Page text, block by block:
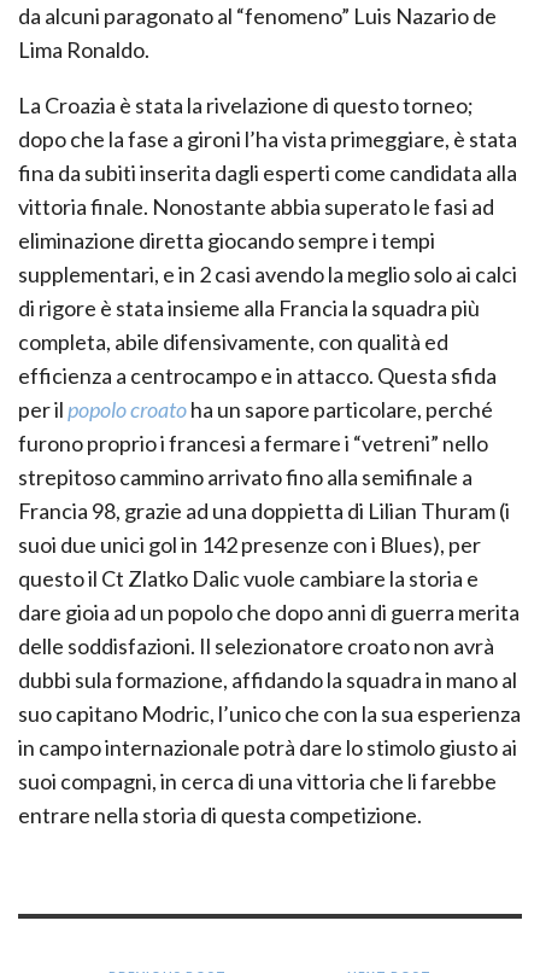
da alcuni paragonato al “fenomeno” Luis Nazario de
Lima Ronaldo.
La Croazia è stata la rivelazione di questo torneo;
dopo che la fase a gironi l’ha vista primeggiare, è stata
fina da subiti inserita dagli esperti come candidata alla
vittoria finale. Nonostante abbia superato le fasi ad
eliminazione diretta giocando sempre i tempi
supplementari, e in 2 casi avendo la meglio solo ai calci
di rigore è stata insieme alla Francia la squadra più
completa, abile difensivamente, con qualità ed
efficienza a centrocampo e in attacco. Questa sfida
per ilpopolo croatoha un sapore particolare, perché
furono proprio i francesi a fermare i “vetreni” nello
strepitoso cammino arrivato fino alla semifinale a
Francia 98, grazie ad una doppietta di Lilian Thuram (i
suoi due unici gol in 142 presenze con i Blues), per
questo il Ct Zlatko Dalic vuole cambiare la storia e
dare gioia ad un popolo che dopo anni di guerra merita
delle soddisfazioni. Il selezionatore croato non avrà
dubbi sula formazione, affidando la squadra in mano al
suo capitano Modric, l’unico che con la sua esperienza
in campo internazionale potrà dare lo stimolo giusto ai
suoi compagni, in cerca di una vittoria che li farebbe
entrare nella storia di questa competizione.